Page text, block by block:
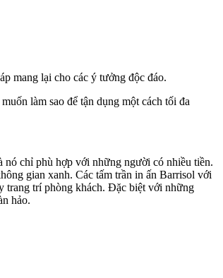
mang lại cho các ý tưởng độc đáo.
làm sao để tận dụng một cách tối đa
nó chỉ phù hợp với những người có nhiều tiền.
gian xanh. Các tấm trần in ấn Barrisol với
trang trí phòng khách. Đặc biệt với những
hảo.